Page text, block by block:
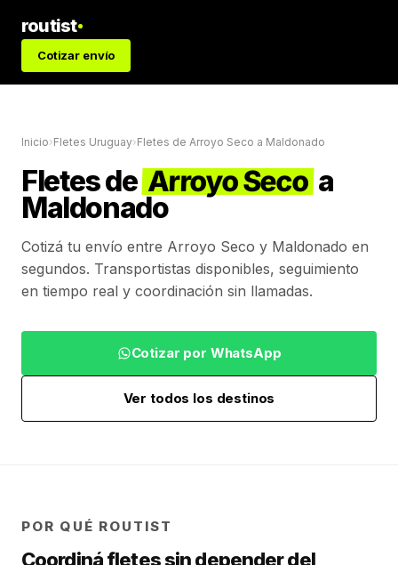
routist
Cotizar envío
Inicio›Fletes Uruguay›Fletes de Arroyo Seco a Maldonado
Fletes de Arroyo Seco a
Maldonado
Cotizá tu envío entre Arroyo Seco y Maldonado en
segundos. Transportistas disponibles, seguimiento
en tiempo real y coordinación sin llamadas.
Cotizar por WhatsApp
Ver todos los destinos
POR QUÉ ROUTIST
Coordiná fletes sin depender del